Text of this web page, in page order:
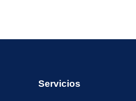
Servicios